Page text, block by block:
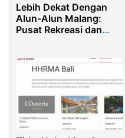
Lebih Dekat Dengan
Alun-Alun Malang:
Pusat Rekreasi dan